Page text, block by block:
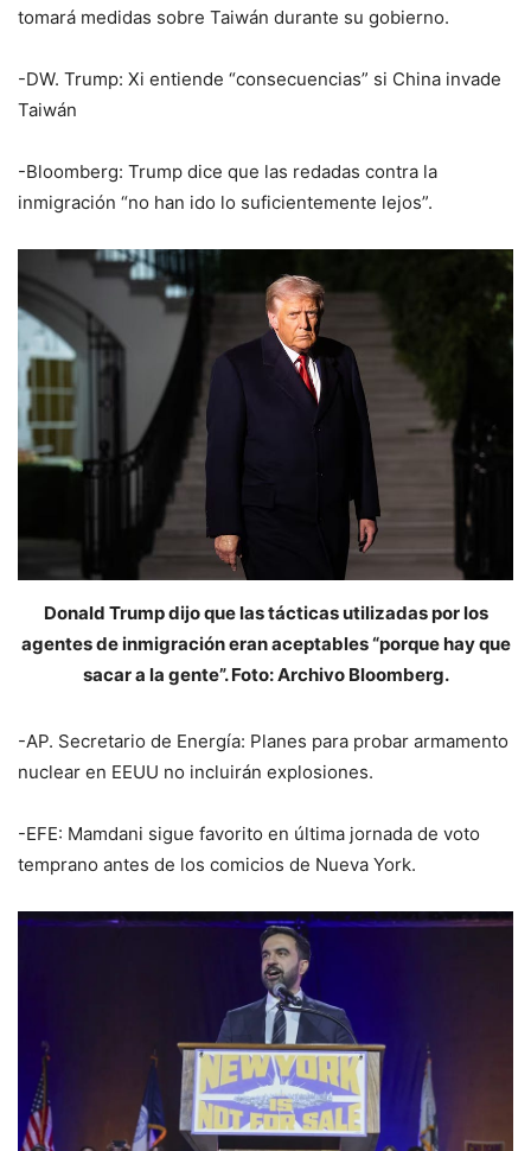
tomará medidas sobre Taiwán durante su gobierno.
-DW. Trump: Xi entiende “consecuencias” si China invade
Taiwán
-Bloomberg: Trump dice que las redadas contra la
inmigración “no han ido lo suficientemente lejos”.
Donald Trump dijo que las tácticas utilizadas por los
agentes de inmigración eran aceptables “porque hay que
sacar a la gente”. Foto: Archivo Bloomberg.
-AP. Secretario de Energía: Planes para probar armamento
nuclear en EEUU no incluirán explosiones.
-EFE: Mamdani sigue favorito en última jornada de voto
temprano antes de los comicios de Nueva York.